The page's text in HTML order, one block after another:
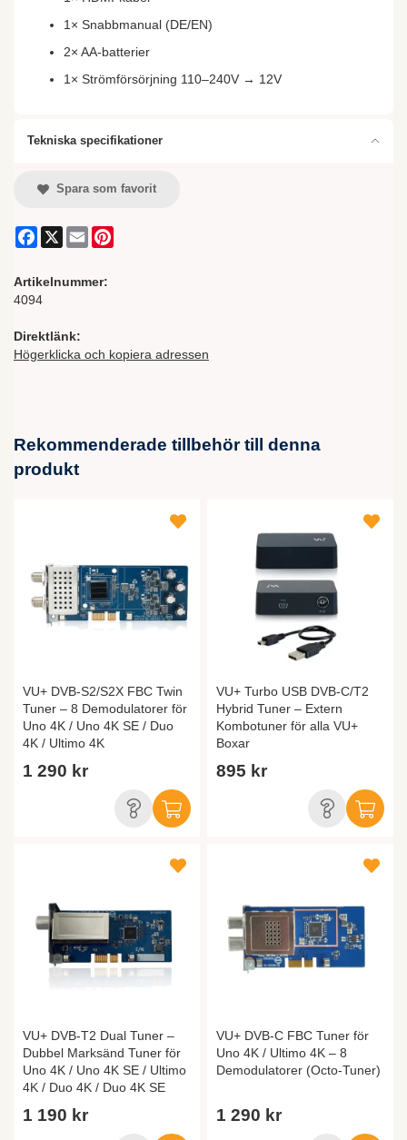
Tekniska specifikationer
1× Snabbmanual (DE/EN)
2× AA-batterier
1× Strömförsörjning 110–240V → 12V
Spara som favorit
Facebook
X Email
Artikelnummer:
4094
Direktlänk:
Högerklicka och kopiera adressen
Rekommenderade tillbehör till denna
produkt
VU+ DVB-S2/S2X FBC Twin
Tuner – 8 Demodulatorer för
Uno 4K / Uno 4K SE / Duo
4K / Ultimo 4K
1 290 kr
VU+ Turbo USB DVB-C/T2
Hybrid Tuner – Extern
Kombotuner för alla VU+
Boxar
895 kr
VU+ DVB-T2 Dual Tuner –
Dubbel Marksänd Tuner för
Uno 4K / Uno 4K SE / Ultimo
4K / Duo 4K / Duo 4K SE
1 190 kr
VU+ DVB-C FBC Tuner för
Uno 4K / Ultimo 4K – 8
Demodulatorer (Octo-Tuner)
1 290 kr